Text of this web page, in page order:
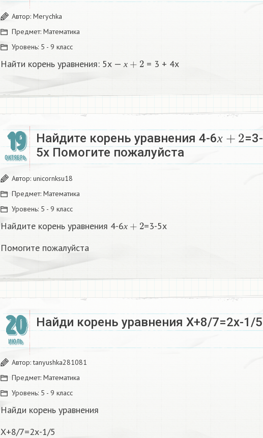
Автор: Merychka
Предмет: Математика
Уровень: 5 - 9 класс
Найти корень уравнения: 5х —х = 3 + 4х​
19
ОКТЯБРЬ
Найдите корень уравнения 4-6х
х+2 =3-
5х Помогите пожалуйста
Автор: unicornksu18
Предмет: Математика
Уровень: 5 - 9 класс
Найдите корень уравнения 4-6х
=3-5х
Помогите пожалуйста
20
ИЮЛЬ
Найди корень уравнения Х+8/7=2х-1/5
Автор:tanyushka281081
Предмет: Математика
Уровень: 5 - 9 класс
Найди корень уравнения
Х+8/7=2х-1/5